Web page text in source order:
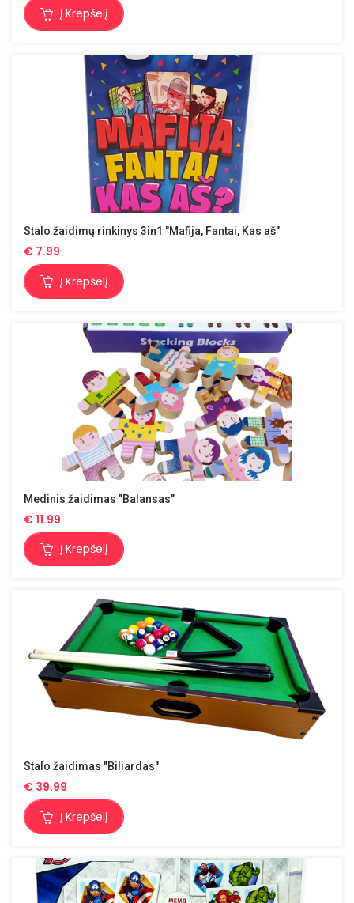
Į Krepšelį
Stalo žaidimų rinkinys 3in1 "Mafija, Fantai, Kas aš"
€ 7.99
Į Krepšelį
Medinis žaidimas "Balansas"
€11.99
Į Krepšelį
Stalo žaidimas "Biliardas"
€ 39.99
Į Krepšelį